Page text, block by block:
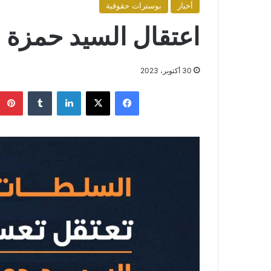
أخبار بوسترات حقوقية
اعتقال السيد حمزة
30 أكتوبر، 2023
فيسبوك X لينكدإن